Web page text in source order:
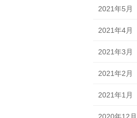
2021年5月
2021年4月
2021年3月
2021年2月
2021年1月